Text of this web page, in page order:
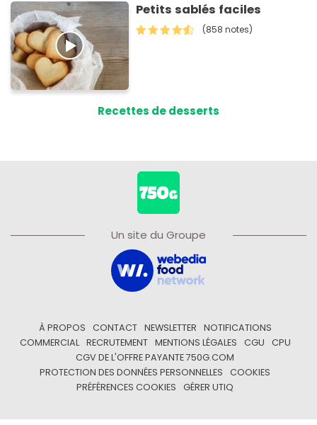
Petits sablés faciles
(858 notes)
Recettes de desserts
Un site du Groupe
À PROPOS CONTACT NEWSLETTER
NOTIFICATIONS
COMMERCIAL
RECRUTEMENT MENTIONS LÉGALES CGU
CPU
CGV DE L'OFFRE PAYANTE 750G.COM
PROTECTION DES DONNÉES PERSONNELLES
COOKIES
PRÉFÉRENCES COOKIES
GÉRER UTIQ